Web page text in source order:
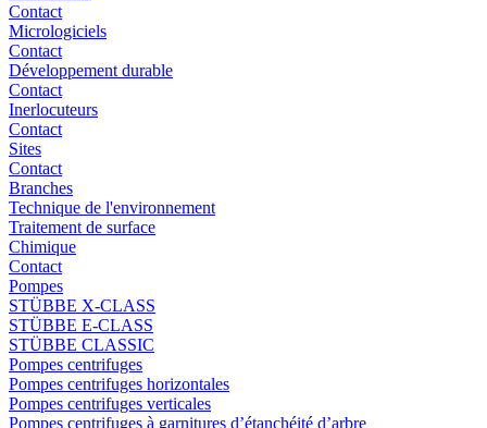
Contact
Micrologiciels
Contact
Développement durable
Contact
Inerlocuteurs
Contact
Sites
Contact
Branches
Technique de l'environnement
Traitement de surface
Chimique
Contact
Pompes
STÜBBE X-CLASS
STÜBBE E-CLASS
STÜBBE CLASSIC
Pompes centrifuges
Pompes centrifuges horizontales
Pompes centrifuges verticales
Pompes centrifuges à garnitures d’étanchéité d’arbre